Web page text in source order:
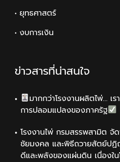
• ยุทธศาสตร์
• งบการเงิน
ข่าวสารที่น่าสนใจ
มากกว่าโรงงานผลิตไพ่…
การปลอมแปลงของภาครัฐ
โรงงานไพ่ กรมสรรพสามิต จั
ชัยมงคล และพิธีถวายสัตย์ปฏิ
ดีและพลังของแผ่นดิน เนื่องใน